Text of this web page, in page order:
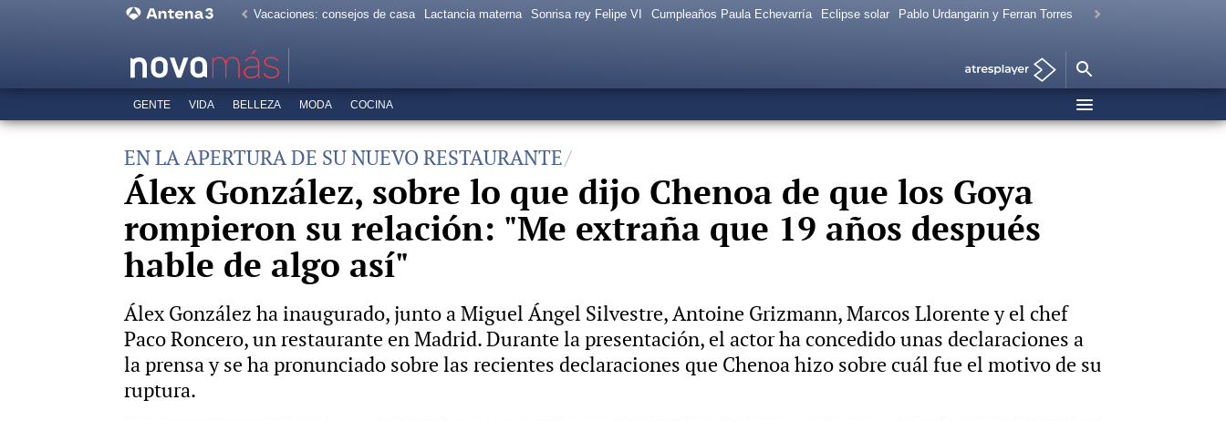
Vacaciones: consejos de casa Lactancia materna Sonrisa rey Felipe VI Cumpleaños Paula Echevarría Eclipse solar Pablo Urdangarin y Ferran Torres
GENTE VIDA BELLEZA MODA COCINA
EN LA APERTURA DE SU NUEVO RESTAURANTE
Álex González, sobre lo que dijo Chenoa de que los Goya
rompieron su relación: "Me extraña que 19 años después
hable de algo así"
Álex González ha inaugurado, junto a Miguel Ángel Silvestre, Antoine Grizmann, Marcos Llorente y el chef
Paco Roncero, un restaurante en Madrid. Durante la presentación, el actor ha concedido unas declaraciones a
la prensa y se ha pronunciado sobre las recientes declaraciones que Chenoa hizo sobre cuál fue el motivo de su
ruptura.